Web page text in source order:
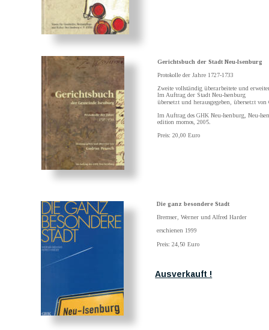
Gerichtsbuch der Stadt Neu-Isenburg
Protokolle der Jahre 1727-1733
Zweite vollständig überarbeitete und
Im Auftrag der Stadt Neu-Isenburg
übersetzt und herausgegeben, übersetzt
Im Auftrag des GHK Neu-Isenburg, Neu-
edition momos, 2005.
Preis: 20,00 Euro
Die ganz besondere Stadt
Bremser, Werner und Alfred Harder
erschienen 1999
Preis: 24,50 Euro
Ausverkauft !